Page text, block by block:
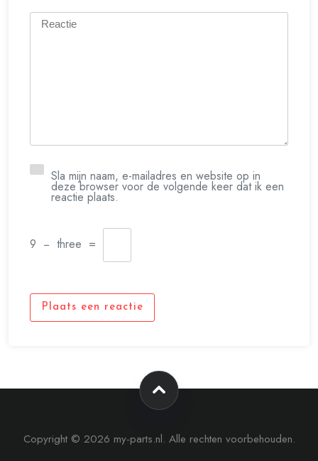
Sla mijn naam, e-mailadres en website op in
deze browser voor de volgende keer dat ik een
reactie plaats.
9 − three =
Plaats een reactie
Copyright © 2026 my-parts.nl. Alle rechten voorbehouden.